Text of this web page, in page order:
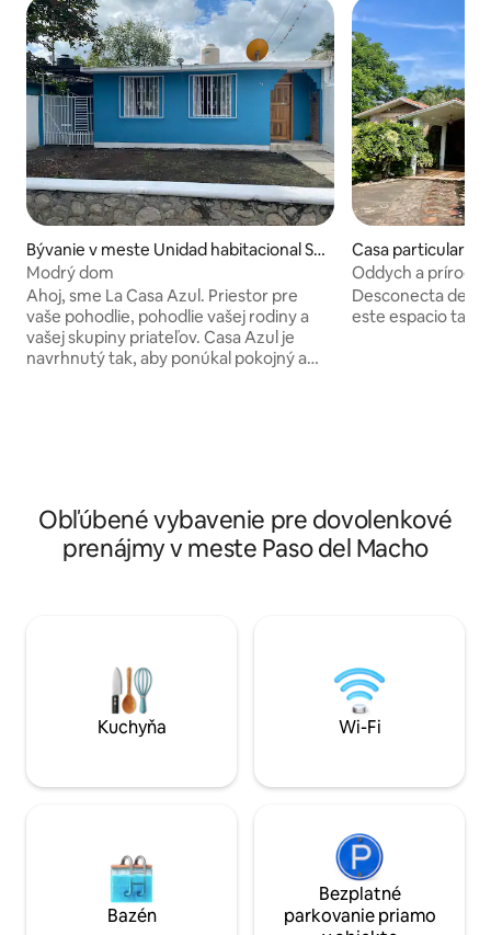
Bývanie v meste Unidad habitacional Sal
vador Esquer Apodaca
Modrý dom
Ahoj, sme La Casa Azul. Priestor pre
vaše pohodlie, pohodlie vašej rodiny a
vašej skupiny priateľov. Casa Azul je
navrhnutý tak, aby ponúkal pokojný a
vychutnať čerstvý vzduch, a s
pohodlným súkromným parkovaním.
Casa particular
n de Tejeda
Oddych a
bazén
Desconecta de
este espacio tan
Obľúbené vybavenie pre dovolenkové
prenájmy v meste Paso del Macho
Kuchyňa Wi-Fi
Bazén
Bezplatné
parkovanie priamo